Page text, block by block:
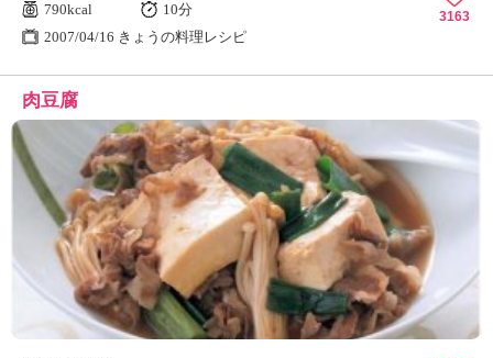
790kcal
10分
2007/04/16 きょうの料理レシピ
3163
肉豆腐